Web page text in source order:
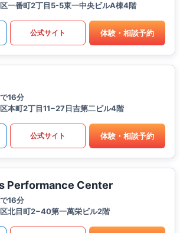
一番町2丁目5-5東一中央ビルA棟4階
公式サイト 体験・相談予約
16分
本町2丁目11−27日吉第二ビル4階
公式サイト 体験・相談予約
Performance Center
16分
北目町2−40第一萬栄ビル2階